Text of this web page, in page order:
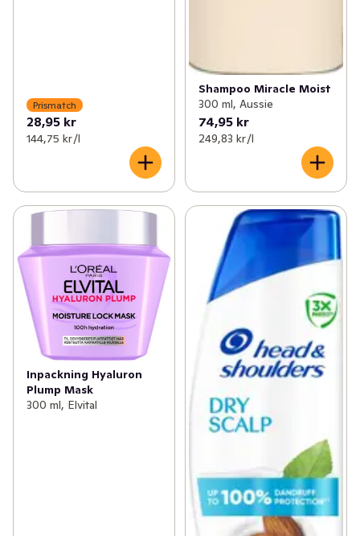
Prismatch
28,95 kr
144,75 kr /l
Shampoo Miracle Moist
300 ml, Aussie
74,95 kr
249,83 kr /l
Inpackning Hyaluron
Plump Mask
300 ml, Elvital